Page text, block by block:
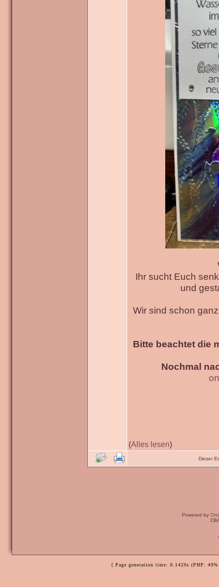
Ihr sucht Euch
und
Wir sind schon
Bitte beachtet die
Nochmal
(Alles lesen)
Dieser
Powered by
[ Page generation time: 0.1429s (PHP: